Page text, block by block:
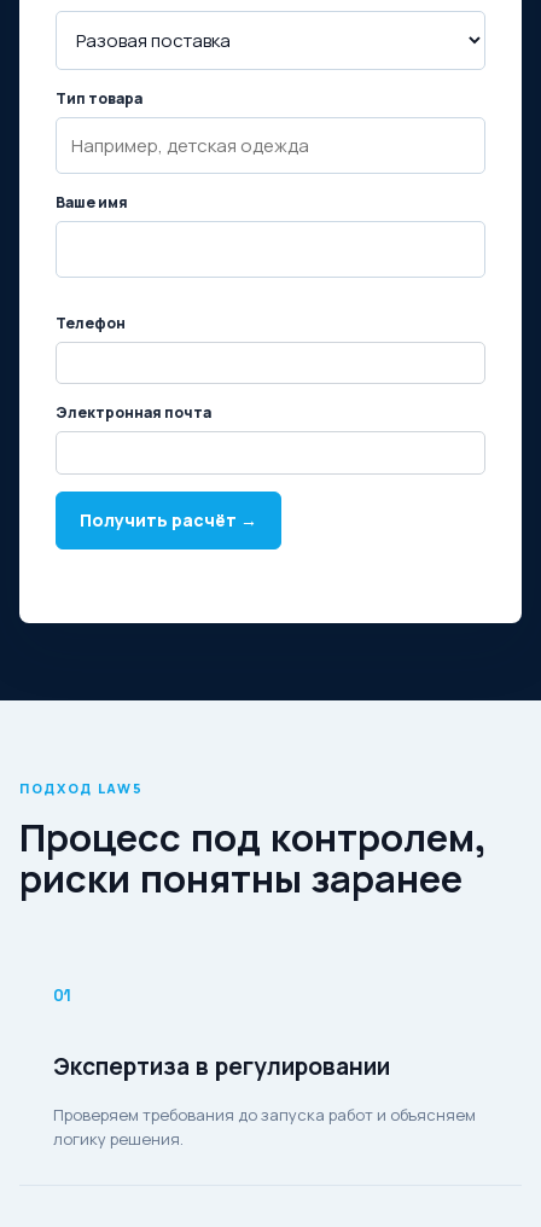
Тип товара
Ваше имя
Телефон
Электронная почта
Получить расчёт →
ПОДХОД LAW5
Процесс под контролем,
риски понятны заранее
01
Экспертиза в регулировании
Проверяем требования до запуска работ и объясняем
логику решения.